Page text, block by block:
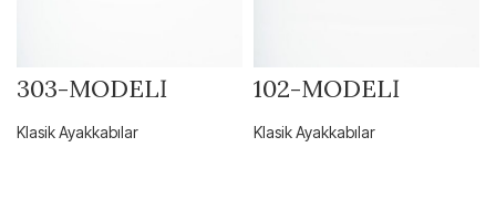
303-MODELİ
Klasik Ayakkabılar
102-MODELİ
Klasik Ayakkabılar